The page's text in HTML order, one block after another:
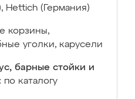
Hettich (Германия)
корзины,
уголки, карусели
барные стойки и
по каталогу